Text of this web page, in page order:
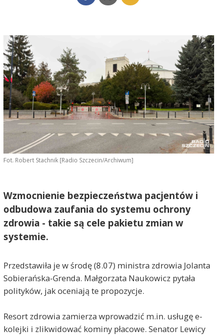
Fot. Robert Stachnik [Radio Szczecin/Archiwum]
Wzmocnienie bezpieczeństwa pacjentów i
odbudowa zaufania do systemu ochrony
zdrowia - takie są cele pakietu zmian w
systemie.
Przedstawiła je w środę (8.07) ministra zdrowia Jolanta
Sobierańska-Grenda. Małgorzata Naukowicz pytała
polityków, jak oceniają te propozycje.
Resort zdrowia zamierza wprowadzić m.in. usługę e-
kolejki i zlikwidować kominy płacowe. Senator Lewicy